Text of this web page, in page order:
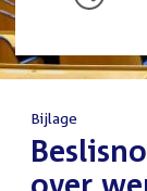
Bijlage
:
over